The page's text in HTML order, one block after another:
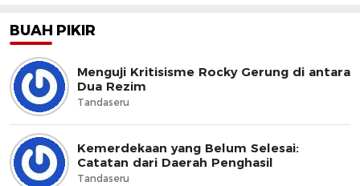
BUAH PIKIR
Menguji Kritisisme Rocky Gerung di antara
Dua Rezim
Tandaseru
Kemerdekaan yang Belum Selesai:
Catatan dari Daerah Penghasil
Tandaseru